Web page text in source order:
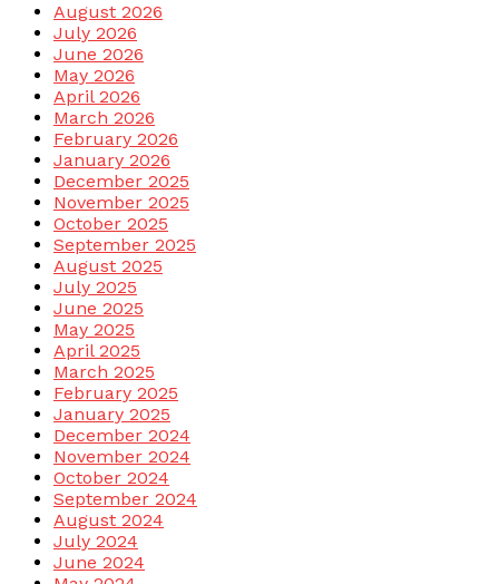
August 2026
July 2026
June 2026
May 2026
April 2026
March 2026
February 2026
January 2026
December 2025
November 2025
October 2025
September 2025
August 2025
July 2025
June 2025
May 2025
April 2025
March 2025
February 2025
January 2025
December 2024
November 2024
October 2024
September 2024
August 2024
July 2024
June 2024